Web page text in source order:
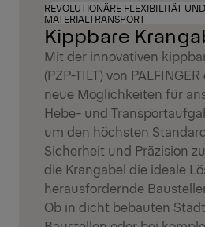
Kippbare
REVOLUTIONÄRE FLEXIBILITÄT
MATERIALTRANSPORT
Mit der innovativen
(PZP-TILT) von
neue Möglichkeiten für
Hebe- und
um den höchsten
Sicherheit und Präzision
die Krangabel die ideale
herausfordernde
Ob in dicht bebauten